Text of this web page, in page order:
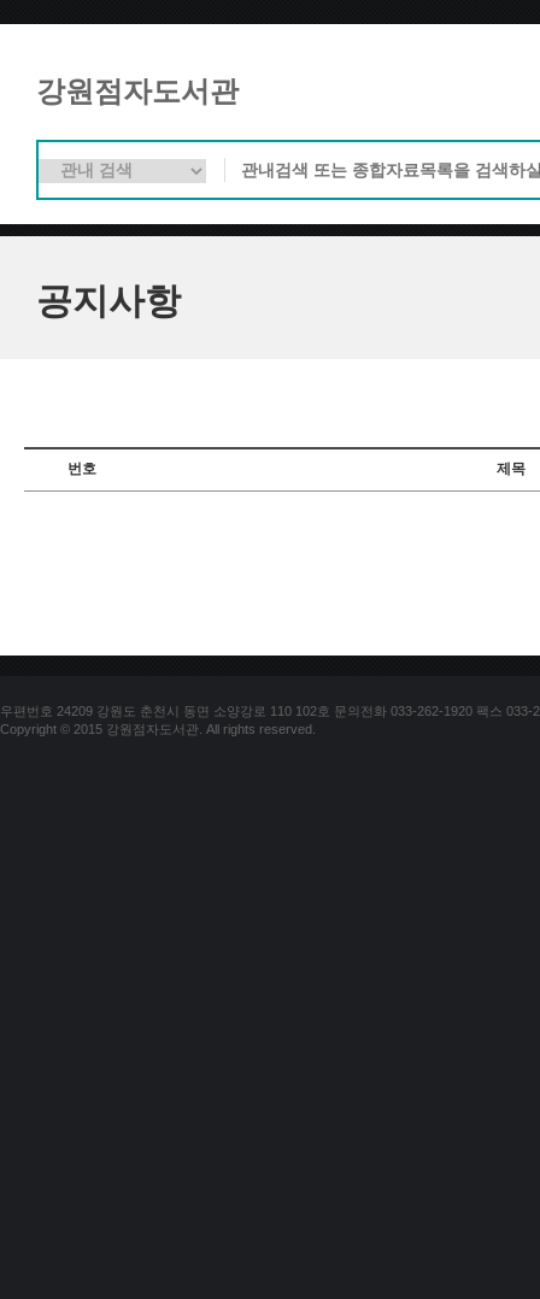
강원점자도서관
공지사항
번호 제목
우편번호 24209 강원도 춘천시 동면 소양강로 110 102호 문의전화 033-262-1920 팩스 033-
Copyright © 2015 강원점자도서관. All rights reserved.